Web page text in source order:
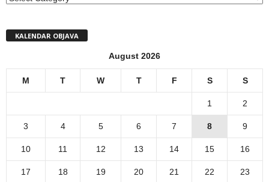
KALENDAR OBJAVA
August 2026
M T W T F S S
1 2
3 4 5 6 7 8 9
10 11 12 13 14 15 16
17 18 19 20 21 22 23